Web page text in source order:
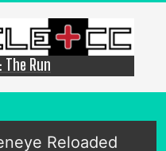
Run
Reloaded